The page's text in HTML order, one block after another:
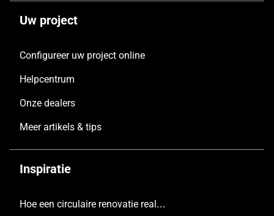
Uw project
Configureer uw project online
Helpcentrum
Onze dealers
Meer artikels & tips
Inspiratie
Hoe een circulaire renovatie realiseren